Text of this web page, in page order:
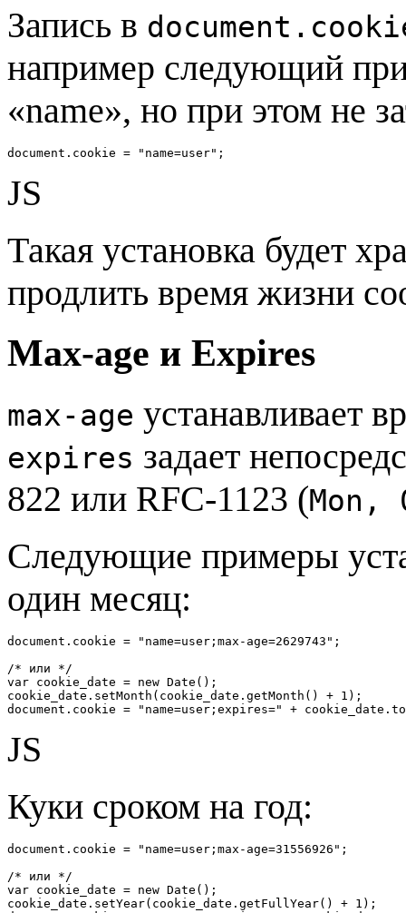
Запись в
например следующий
«name», но при этом не
document.cookie = "name=user";
JS
Такая установка будет
продлить время жизни
Max-age и Expires
max-age устанавливает
expires задает
822 или RFC-1123 (Mon,
Следующие примеры
один месяц:
document.cookie = "name=user;max-age=2629743";
/* или */
var cookie_date = new Date();
cookie_date.setMonth(cookie_date.getMonth() + 1);
document.cookie = "name=user;expires=" +
JS
Куки сроком на год:
document.cookie = "name=user;max-age=31556926";
/* или */
var cookie_date = new Date();
cookie_date.setYear(cookie_date.getFullYear() + 1);